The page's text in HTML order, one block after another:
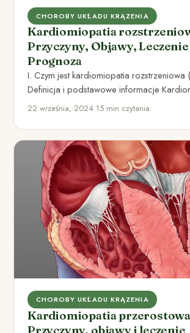
CHOROBY UKŁADU KRĄZENIA
Kardiomiopatia
Przyczyny, Objawy,
Prognoza
I. Czym jest kardiomiopatia rozstrzeniowa
Definicja i podstawowe informacje
rozstrzeniowa (DCM) to choroba serca,
22 września, 2024•15 min czytania
CHOROBY UKŁADU KRĄZENIA
Kardiomiopatia